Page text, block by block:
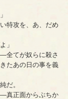
特攻を、あ、だめ
」
全てが奴らに殺さ
たあの日の事を義
だ。
真正面からぶちか